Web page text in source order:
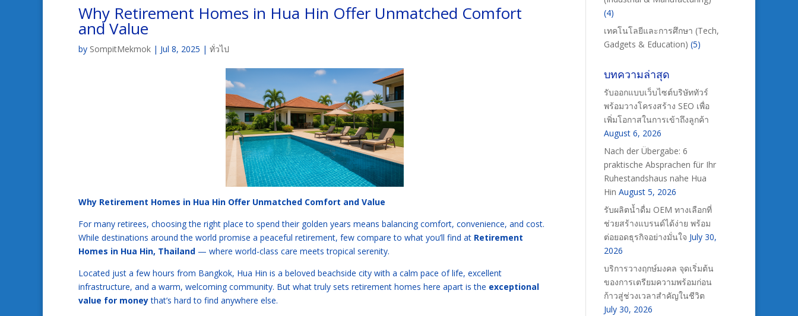
Why Retirement Homes in Hua Hin Offer Unmatched Comfort
and Value
by SompitMekmok | Jul 8, 2025 | ทั่วไป
Why Retirement Homes in Hua Hin Offer Unmatched Comfort and Value
For many retirees, choosing the right place to spend their golden years means balancing comfort, convenience, and cost.
While destinations around the world promise a peaceful retirement, few compare to what you’ll find at Retirement
Homes in Hua Hin, Thailand — where world-class care meets tropical serenity.
Located just a few hours from Bangkok, Hua Hin is a beloved beachside city with a calm pace of life, excellent
infrastructure, and a warm, welcoming community. But what truly sets retirement homes here apart is the exceptional
value for moneythat’s hard to find anywhere else.
(4)
เทคโนโลยีและการศึกษา (Tech,
Gadgets & Education) (5)
บทความล่าสุด
รับออกแบบเว็บไซต์บริษัททัวร์
พร้อมวางโครงสร้าง SEO เพื่อ
เพิ่มโอกาสในการเข้าถึงลูกค้า
August 6, 2026
Nach der Übergabe: 6
praktische Absprachen für Ihr
Ruhestandshaus nahe Hua
Hin August 5, 2026
รับผลิตน้ำดื่ม OEM ทางเลือกที่
ช่วยสร้างแบรนด์ได้ง่าย พร้อม
ต่อยอดธุรกิจอย่างมั่นใจ July 30,
2026
บริการวางฤกษ์มงคล จุดเริ่มต้น
ของการเตรียมความพร้อมก่อน
ก้าวสู่ช่วงเวลาสำคัญในชีวิต
July 30, 2026